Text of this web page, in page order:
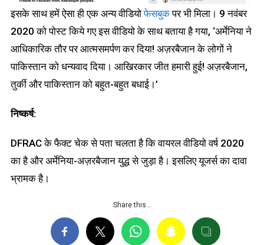
इसके साथ हमें ऐसा ही एक अन्य वीडियोफेसबुकपर भी मिला। 9 नवंबर
2020 को पोस्ट किये गए इस वीडियो के साथ बताया है गया, ‘अर्मेनिया ने
आधिकारिक तौर पर आत्मसमर्पण कर दिया! अज़रबैजान के लोगों ने
पाकिस्तान को धन्यवाद दिया। आखिरकार जीत हमारी हुई! अज़रबैजान,
तुर्की और पाकिस्तान को बहुत-बहुत बधाई।’
निष्कर्ष:
DFRAC के फैक्ट चेक से पता चलता है कि वायरल वीडियो वर्ष 2020
का है और अर्मेनिया-अज़रबैजान युद्ध से जुड़ा है। इसलिए यूजर्स का दावा
भ्रामक है।
Share this…